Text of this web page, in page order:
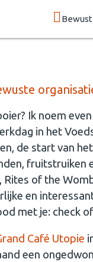
Ik noem
in het
de start van
fruitstruiken
of the
en
met je: check
Café Utopie
een